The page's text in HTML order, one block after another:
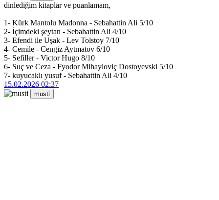
dinlediğim kitaplar ve puanlamam,
1- Kürk Mantolu Madonna - Sebahattin Ali 5/10
2- İçimdeki şeytan - Sebahattin Ali 4/10
3- Efendi ile Uşak - Lev Tolstoy 7/10
4- Cemile - Cengiz Aytmatov 6/10
5- Sefiller - Victor Hugo 8/10
6- Suç ve Ceza - Fyodor Mihayloviç Dostoyevski 5/10
7- kuyucaklı yusuf - Sebahattin Ali 4/10
15.02.2026 02:37
musti